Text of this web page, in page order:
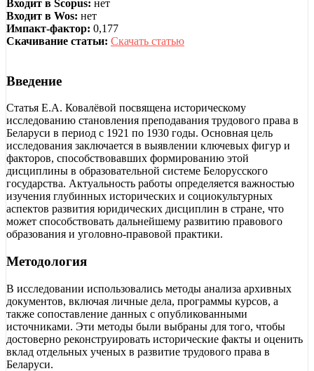
Входит в Scopus: нет
Входит в Wos: нет
Импакт-фактор: 0,177
Скачивание статьи: Скачать статью
Введение
Статья Е.А. Ковалёвой посвящена историческому
исследованию становления преподавания трудового права в
Беларуси в период с 1921 по 1930 годы. Основная цель
исследования заключается в выявлении ключевых фигур и
факторов, способствовавших формированию этой
дисциплины в образовательной системе Белорусского
государства. Актуальность работы определяется важностью
изучения глубинных исторических и социокультурных
аспектов развития юридических дисциплин в стране, что
может способствовать дальнейшему развитию правового
образования и уголовно-правовой практики.
Методология
В исследовании использовались методы анализа архивных
документов, включая личные дела, программы курсов, а
также сопоставление данных с опубликованными
источниками. Эти методы были выбраны для того, чтобы
достоверно реконструировать исторические факты и оценить
вклад отдельных ученых в развитие трудового права в
Беларуси.